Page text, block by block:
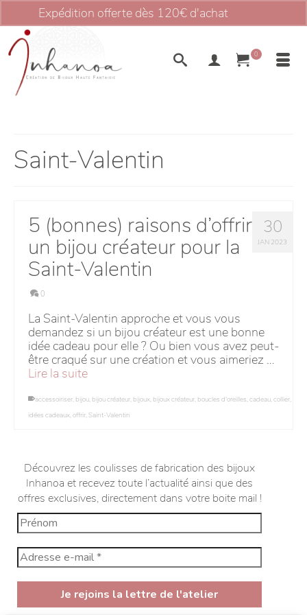
Expédition offerte dès 120€ d'achat
0
Saint-Valentin
30
JAN 2023
5 (bonnes) raisons d’offrir
un bijou créateur pour la
Saint-Valentin
0
La Saint-Valentin approche et vous vous
demandez si un bijou créateur est une bonne
idée cadeau pour elle ? Ou bien vous avez peut-
être craqué sur une création et vous aimeriez …
Lire la suite
accessoiriser, bijou, bijou créateur, bijoux, bijoux créateur, boucles d'oreilles,cadeau,collier,
idées cadeaux,offrir,Saint-Valentin
Découvrez les coulisses de fabrication des bijoux
Inhanoa et recevez toute l’actualité ainsi que des
offres exclusives, directement dans votre boite mail !